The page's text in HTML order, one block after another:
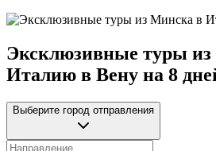
Эксклюзивные туры
Италию в Вену на 8
Выберите город отправления